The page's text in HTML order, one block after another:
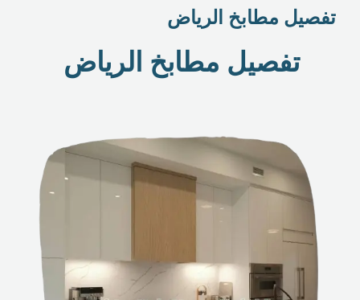
تفصيل مطابخ الرياض
تفصيل مطابخ الرياض